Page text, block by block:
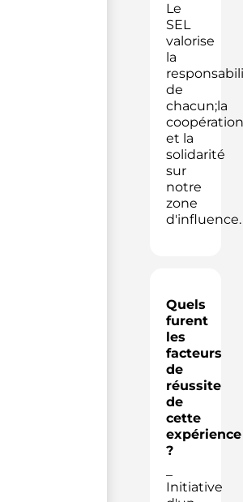
Le
SEL
valorise
la
de
chacun;la
coopération
et la
solidarité
sur
notre
zone
d'influence.
Quels
furent
les
facteurs
de
réussite
de
cette
expérience
?
Initiative